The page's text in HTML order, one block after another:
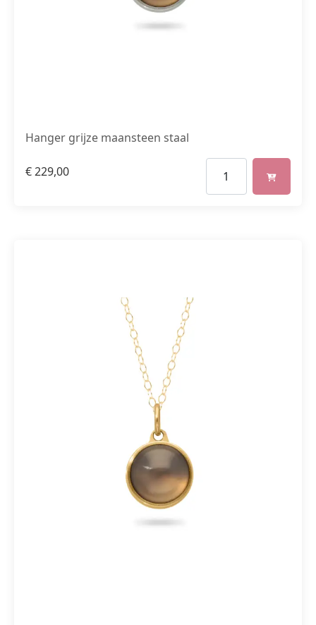
Hanger grijze maansteen staal
€229,00